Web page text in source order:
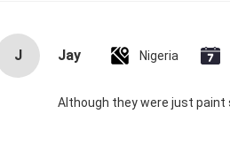
J Jay Nigeria
Although they were just paint